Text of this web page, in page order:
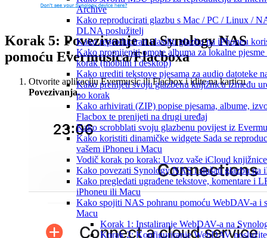
Archive
Kako reproducirati glazbu s Mac / PC / Linux /
DLNA poslužitelj
Kako reproducirati vlastitu glazbu na iPhoneu
Kako promijeniti omote albuma za lokalne
korak (mobilni i desktop)
Kako urediti tekstove pjesama za audio datoteke
Kako prenijeti svoju glazbenu knjižnicu između
po korak
Kako arhivirati (ZIP) popise pjesama, albume,
Flacbox te prenijeti na drugi uređaj
Kako scrobblati svoju glazbenu povijest iz
Kako koristiti dinamičke widgete Sada se
vašem iPhoneu i Macu
Vodič korak po korak: Uvoz vaše iCloud
Kako povezati Synology NAS i slušati glazbu na
Kako pregledati ugrađene tekstove, komentare i
iPhoneu ili Macu
Kako spojiti NAS pohranu pomoću WebDAV-a i
Macu
Korak 1: Instaliranje WebDAV-a na
Korak 2: Konfiguriranje WebDAV
Korak 5: Povezivanje na Synology NAS
pomoću Evermusica/Flacboxa
Otvorite aplikaciju Evermusic ili Flacbox i idite na karticu
Povezivanja.